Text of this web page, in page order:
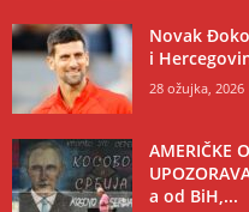
Novak
i
28 ožujka, 2026
AMERIČKE
a od BiH,...